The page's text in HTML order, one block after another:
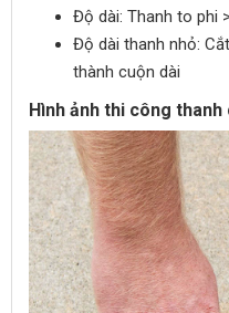
Độ dài: Thanh to phi
Độ dài thanh nhỏ:
thành cuộn dài
Hình ảnh thi công